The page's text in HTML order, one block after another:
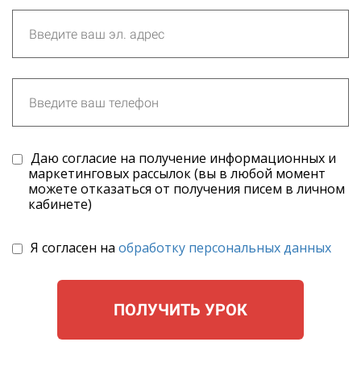
Даю согласие на получение информационных и
маркетинговых рассылок (вы в любой момент
можете отказаться от получения писем в личном
кабинете)
Я согласен на обработку персональных данных
ПОЛУЧИТЬ УРОК